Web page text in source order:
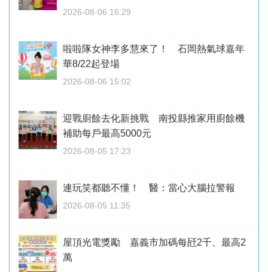
2026-08-06 16:29
啦啦隊女神李多慧來了！ 石岡熱氣球嘉年
華8/22起登場
2026-08-06 15:02
迎戰廚餘去化新挑戰 南投縣推家用廚餘機
補助每戶最高5000元
2026-08-05 17:23
連玩笑都聽不懂！ 醫：當心大腦拉警報
2026-08-05 11:35
屋頂光電獎勵 嘉義市加碼每瓩2千、最高2
萬